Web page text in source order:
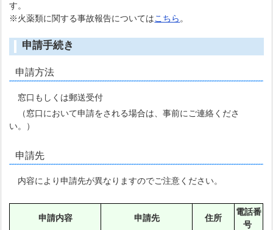
す。
※火薬類に関する事故報告についてはこちら 。
申請手続き
申請方法
窓口もしくは郵送受付
（窓口において申請をされる場合は、事前にご連絡くださ
い。）
申請先
内容により申請先が異なりますのでご注意ください。
申請内容 申請先 住所
電話番
号